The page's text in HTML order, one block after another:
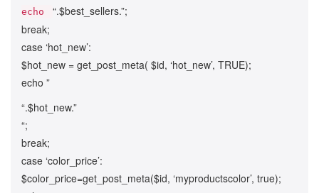
echo
“.$best_sellers.”;
break;
case ‘hot_new’:
$hot_new = get_post_meta( $id, ‘hot_new’, TRUE);
echo ”
“.$hot_new.”
“;
break;
case ‘color_price’:
$color_price=get_post_meta($id, ‘myproductscolor’, true);